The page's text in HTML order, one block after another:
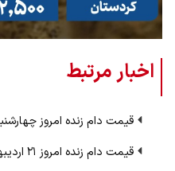
اخبار مرتبط
قیمت دام زنده امروز چهارشنبه ۲۳ اردیبهشت
قیمت دام زنده امروز ۲۱ اردیبهشت ۱۴۰۵